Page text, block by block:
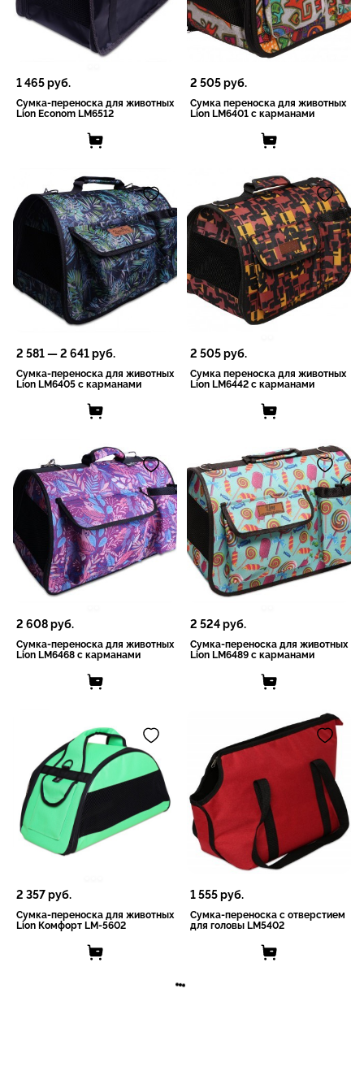
1 465руб.
Сумка-переноска для животных
Lion Econom LM6512
2 505руб.
Сумка переноска для животных
Lion LM6401 с карманами
2 581—2 641руб.
Сумка-переноска для животных
Lion LM6405 с карманами
2 505руб.
Сумка переноска для животных
Lion LM6442 с карманами
2 608руб.
Сумка-переноска для животных
Lion LM6468 с карманами
2 524руб.
Сумка-переноска для животных
Lion LM6489 с карманами
2 357руб.
Сумка-переноска для животных
Lion Комфорт LM-5602
1 555руб.
Сумка-переноска с отверстием
для головы LM5402